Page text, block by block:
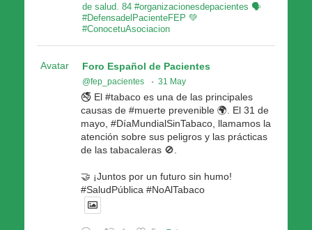
de salud. 84 #organizacionesdepacientes 🗣
#DefensadelPacienteFEP 💚
#ConocetuAsociacion
Avatar Foro Español de Pacientes
@fep_pacientes · 31 May
🚭 El #tabaco es una de las principales
causas de #muerte prevenible 🌍. El 31 de
mayo, #DíaMundialSinTabaco, llamamos la
atención sobre sus peligros y las prácticas
de las tabacaleras 🚫.
🤝 ¡Juntos por un futuro sin humo!
#SaludPública #NoAlTabaco